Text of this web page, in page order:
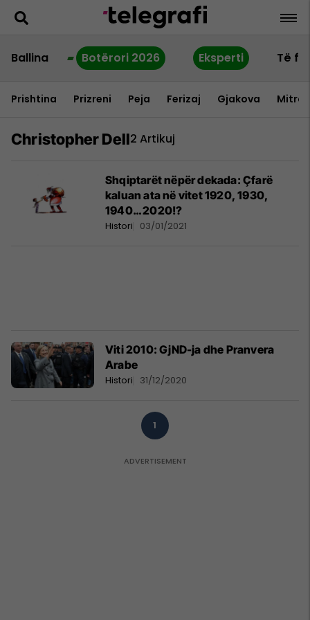
Ballina Botërori 2026 Eksperti Të
Prishtina Prizreni Peja Ferizaj Gjakova
Christopher Dell2 Artikuj
Shqiptarët nëpër dekada: Çfarë
kaluan ata në vitet 1920, 1930,
1940… 2020!?
Histori 03/01/2021
Viti 2010: GjND-ja dhe Pranvera
Arabe
Histori 31/12/2020
1